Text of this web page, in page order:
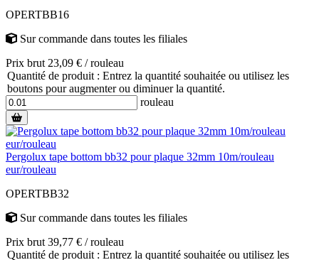
OPERTBB16
Sur commande dans toutes les filiales
Prix brut 23,09 € / rouleau
Quantité de produit : Entrez la quantité souhaitée ou utilisez les
boutons pour augmenter ou diminuer la quantité.
rouleau
Pergolux tape bottom bb32 pour plaque 32mm 10m/rouleau
eur/rouleau
OPERTBB32
Sur commande dans toutes les filiales
Prix brut 39,77 € / rouleau
Quantité de produit : Entrez la quantité souhaitée ou utilisez les